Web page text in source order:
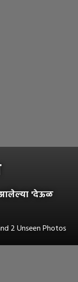
'देऊळ
2 Unseen Photos